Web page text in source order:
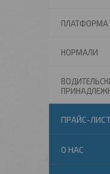
ПЛАТФОРМА
НОРМАЛИ
ПРАЙС-
О НАС